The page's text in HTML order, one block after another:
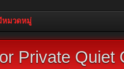
หมวดหมู่
Private Quiet